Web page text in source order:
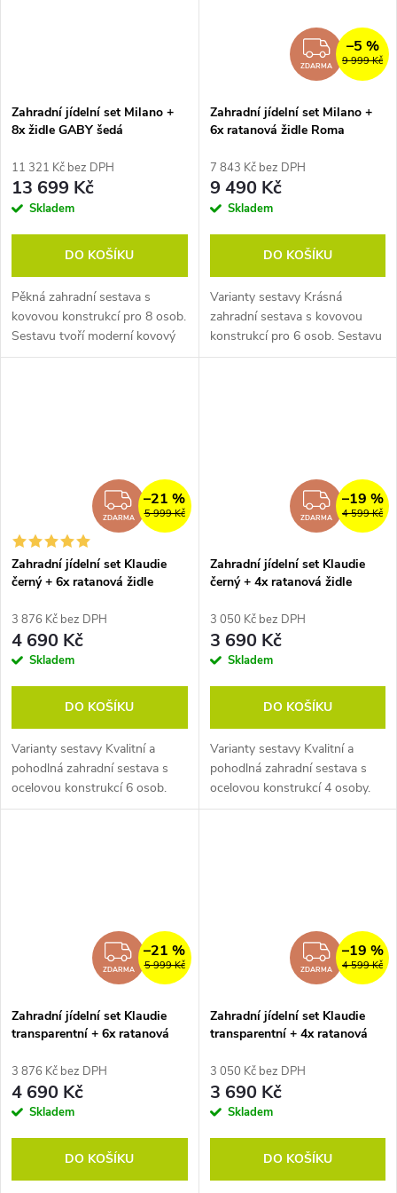
Zahradní jídelní set Milano +
8x židle GABY šedá
11 321 Kč bez DPH
13 699 Kč
Skladem
DO KOŠÍKU
Pěkná zahradní sestava s
kovovou konstrukcí pro 8 osob.
Sestavu tvoří moderní kovový
stůl a šedé designové židle
ZDARMA 9 999 Kč
–5 %
Zahradní jídelní set Milano +
6x ratanová židle Roma
7 843 Kč bez DPH
9 490 Kč
Skladem
DO KOŠÍKU
Varianty sestavy Krásná
zahradní sestava s kovovou
konstrukcí pro 6 osob. Sestavu
tvoří moderní kovový stůl a
ZDARMA
ZDARMA 5 999 Kč
–21 %
Zahradní jídelní set Klaudie
černý + 6x ratanová židle
3 876 Kč bez DPH
4 690 Kč
Skladem
DO KOŠÍKU
Varianty sestavy Kvalitní a
pohodlná zahradní sestava s
ocelovou konstrukcí 6 osob.
Sestavu tvoří kovový stůl se
ZDARMA 4 599 Kč
–19 %
Zahradní jídelní set Klaudie
černý + 4x ratanová židle
3 050 Kč bez DPH
3 690 Kč
Skladem
DO KOŠÍKU
Varianty sestavy Kvalitní a
pohodlná zahradní sestava s
ocelovou konstrukcí 4 osoby.
Sestavu tvoří kovový stůl se
ZDARMA
ZDARMA 5 999 Kč
–21 %
Zahradní jídelní set Klaudie
transparentní + 6x ratanová
3 876 Kč bez DPH
4 690 Kč
Skladem
DO KOŠÍKU
ZDARMA 4 599 Kč
–19 %
Zahradní jídelní set Klaudie
transparentní + 4x ratanová
3 050 Kč bez DPH
3 690 Kč
Skladem
DO KOŠÍKU